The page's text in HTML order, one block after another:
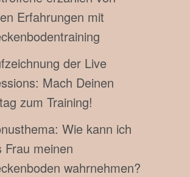
Erfahrungen mit
der Live
Mach Deinen
zum Training!
Wie kann ich
Frau meinen
wahrnehmen?